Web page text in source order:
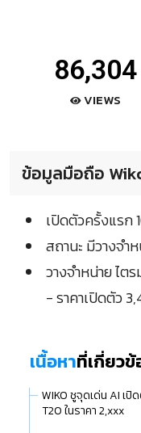
86,304
VIEWS
ข้อมูลมือถือ
เปิดตัวครั้งแรก
สถานะ มีวางจำ
วางจำหน่าย ไต
- ราคาเปิดตัว
เนื้อหาที่เกี่ยว
WIKO ชูจุดเด่น AI เ
T20 ในราคา 2,xxx